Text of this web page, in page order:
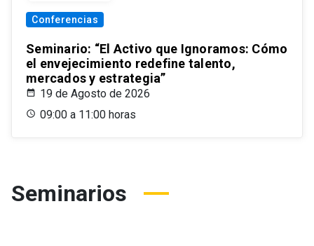
Conferencias
Seminario: “El Activo que Ignoramos: Cómo
el envejecimiento redefine talento,
mercados y estrategia”
19 de Agosto de 2026
09:00 a 11:00 horas
Seminarios